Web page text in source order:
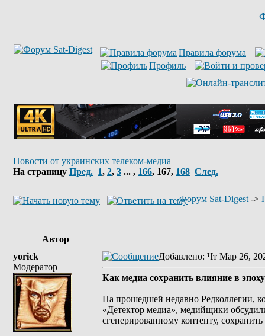
Правила форума
Профиль
Новости от украинских телеком-медиа
На страницу Пред. 1, 2, 3 ... , 166, 167, 168 След.
Форум Sat-Digest ->
Автор
yorick
Модератор
Добавлено: Чт Мар 26,
Как медиа сохранить влияние в
На прошедшей недавно Редколлегии,
«Детектор медиа», медийщики
сгенерированному контенту,